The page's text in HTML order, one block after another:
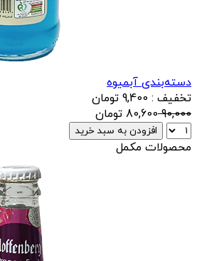
دسته‌بندی آبمیوه
تخفیف : 9,400 تومان
90,000
80,600 تومان
افزودن به سبد خرید
محصولات مکمل